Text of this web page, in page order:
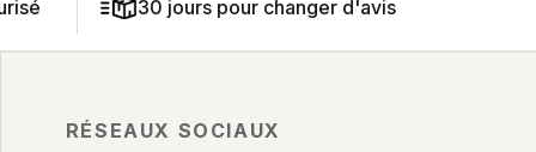
30 jours pour changer d'avis
RÉSEAUX SOCIAUX